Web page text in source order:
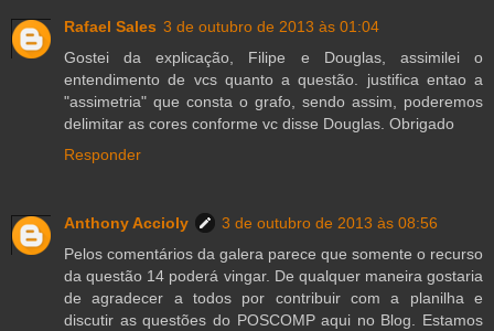
Rafael Sales 3 de outubro de 2013 às 01:04
Gostei da explicação, Filipe e Douglas, assimilei o
entendimento de vcs quanto a questão. justifica entao a
"assimetria" que consta o grafo, sendo assim, poderemos
delimitar as cores conforme vc disse Douglas. Obrigado
Responder
Anthony Accioly
3 de outubro de 2013 às 08:56
Pelos comentários da galera parece que somente o recurso
da questão 14 poderá vingar. De qualquer maneira gostaria
de agradecer a todos por contribuir com a planilha e
discutir as questões do POSCOMP aqui no Blog. Estamos